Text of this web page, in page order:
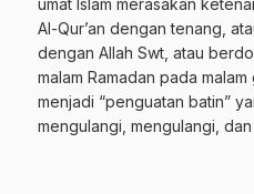
umat Islam merasakan
Al-Qur’an dengan tenang,
dengan Allah Swt, atau
malam Ramadan pada
menjadi “penguatan batin”
mengulangi, mengulangi,